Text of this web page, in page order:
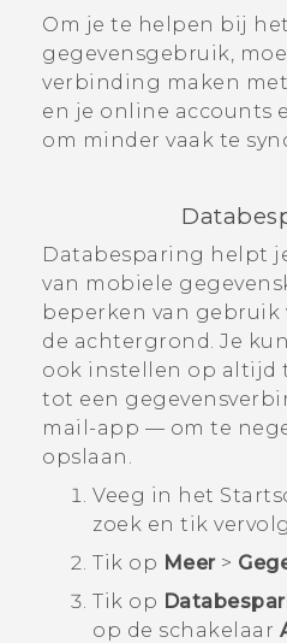
Om je te helpen bij
gegevensgebruik,
verbinding maken
en je online accounts
om minder vaak te
Databesparing helpt
van mobiele
beperken van gebruik
de achtergrond. Je
ook instellen op altijd
tot een
mail-app — om te
opslaan.
Veeg in het
zoek en tik
Tik op Meer>
Tik op
op de schakelaar